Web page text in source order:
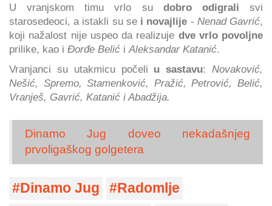
U vranjskom timu vrlo su dobro odigrali svi
starosedeoci, a istakli su sei novajlije - Nenad Gavrić,
koji nažalost nije uspeo da realizuje dve vrlo povoljne
prilike, kao i Đorđe Belić i Aleksandar Katanić.
Vranjanci su utakmicu počeli u sastavu:Novaković,
Nešić, Spremo, Stamenković, Pražić, Petrović, Belić,
Vranješ, Gavrić, Katanić i Abadžija.
Dinamo Jug doveo nekadašnjeg
prvoligaškog golgetera
Dinamo Jug
Radomlje